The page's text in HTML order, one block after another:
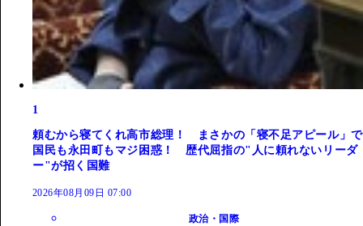
1
頼むから寝てくれ高市総理！ まさかの「寝不足アピール」で
国民も永田町もマジ困惑！ 歴代屈指の"人に頼れないリーダ
ー"が招く国難
2026年08月09日 07:00
政治・国際